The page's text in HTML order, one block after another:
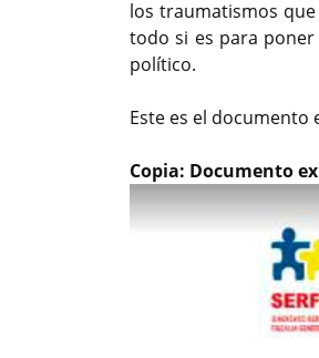
los traumatismos
todo si es para
político.
Este es el documento
Copia: Documento